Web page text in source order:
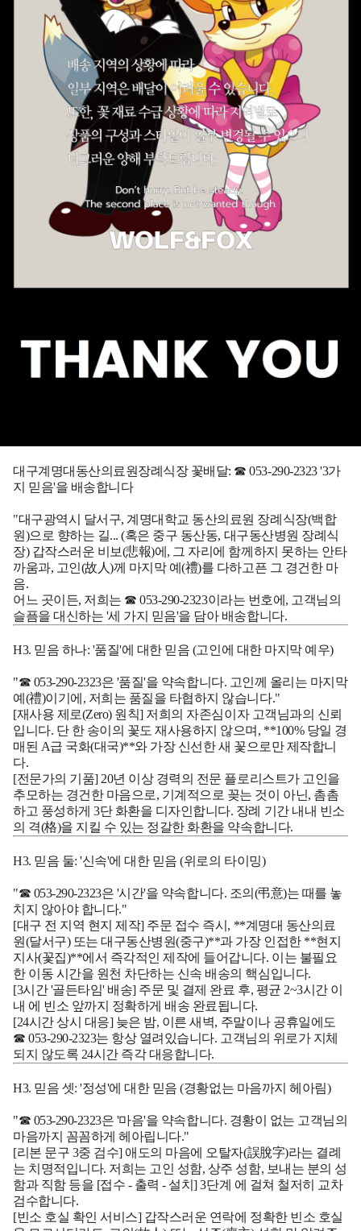
대구계명대동산의료원장례식장 꽃배달: ☎ 053-290-2323 '3가
지 믿음'을 배송합니다
"대구광역시 달서구, 계명대학교 동산의료원 장례식장(백합
원)으로 향하는 길...(혹은 중구 동산동, 대구동산병원 장례식
장) 갑작스러운 비보(悲報)에, 그 자리에 함께하지 못하는 안타
까움과, 고인(故人)께 마지막 예(禮)를 다하고픈 그 경건한 마
음.
어느 곳이든, 저희는 ☎ 053-290-2323이라는 번호에, 고객님의
슬픔을 대신하는 '세 가지 믿음'을 담아 배송합니다.
H3. 믿음 하나: '품질'에 대한 믿음 (고인에 대한 마지막 예우)
"☎ 053-290-2323은 '품질'을 약속합니다. 고인께 올리는 마지막
예(禮)이기에, 저희는 품질을 타협하지 않습니다."
[재사용 제로(Zero) 원칙] 저희의 자존심이자 고객님과의 신뢰
입니다. 단 한 송이의 꽃도 재사용하지 않으며, **100% 당일 경
매된 A급 국화(대국)**와 가장 신선한 새 꽃으로만 제작합니
다.
[전문가의 기품] 20년 이상 경력의 전문 플로리스트가 고인을
추모하는 경건한 마음으로, 기계적으로 꽂는 것이 아닌, 촘촘
하고 풍성하게 3단 화환을 디자인합니다. 장례 기간 내내 빈소
의 격(格)을 지킬 수 있는 정갈한 화환을 약속합니다.
H3. 믿음 둘: '신속'에 대한 믿음 (위로의 타이밍)
"☎ 053-290-2323은 '시간'을 약속합니다. 조의(弔意)는 때를 놓
치지 않아야 합니다."
[대구 전 지역 현지 제작] 주문 접수 즉시, **계명대 동산의료
원(달서구) 또는 대구동산병원(중구)**과 가장 인접한 **현지
지사(꽃집)**에서 즉각적인 제작에 들어갑니다. 이는 불필요
한 이동 시간을 원천 차단하는 신속 배송의 핵심입니다.
[3시간 '골든타임' 배송] 주문 및 결제 완료 후, 평균 2~3시간 이
내 에 빈소 앞까지 정확하게 배송 완료됩니다.
[24시간 상시 대응] 늦은 밤, 이른 새벽, 주말이나 공휴일에도
☎ 053-290-2323는 항상 열려있습니다. 고객님의 위로가 지체
되지 않도록 24시간 즉각 대응합니다.
H3. 믿음 셋: '정성'에 대한 믿음 (경황없는 마음까지 헤아림)
"☎ 053-290-2323은 '마음'을 약속합니다. 경황이 없는 고객님의
마음까지 꼼꼼하게 헤아립니다."
[리본 문구 3중 검수] 애도의 마음에 오탈자(誤脫字)라는 결례
는 치명적입니다. 저희는 고인 성함, 상주 성함, 보내는 분의 성
함과 직함 등을 [접수 - 출력 - 설치] 3단계 에 걸쳐 철저히 교차
검수합니다.
[빈소 호실 확인 서비스] 갑작스러운 연락에 정확한 빈소 호실